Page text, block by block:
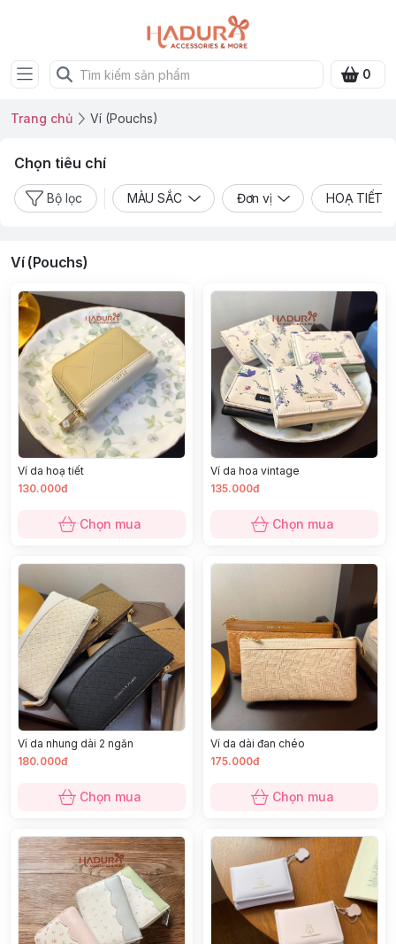
0
Trang chủ Ví (Pouchs)
Chọn tiêu chí
Bộ lọc MÀU SẮC Đơn vị HOẠ TIẾT
Ví (Pouchs)
Ví da hoạ tiết
130.000đ
Chọn mua
Ví da hoa vintage
135.000đ
Chọn mua
Ví da nhung dài 2 ngăn
180.000đ
Chọn mua
Ví da dài đan chéo
175.000đ
Chọn mua